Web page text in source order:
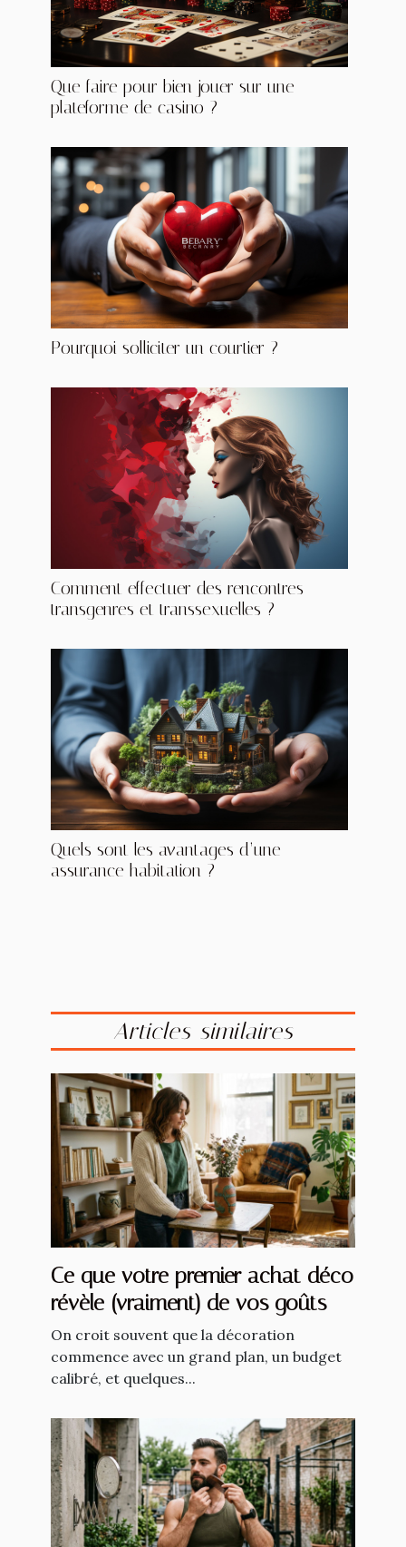
Que faire pour bien jouer sur une
plateforme de casino ?
Pourquoi solliciter un courtier ?
Comment effectuer des rencontres
transgenres et transsexuelles ?
Quels sont les avantages d’une
assurance habitation ?
Articles similaires
Ce que votre premier achat déco
révèle (vraiment) de vos goûts
On croit souvent que la décoration
commence avec un grand plan, un budget
calibré, et quelques...